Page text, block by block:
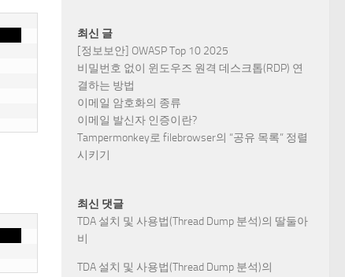
최신 글
[정보보안] OWASP Top 10 2025
비밀번호 없이 윈도우즈 원격 데스크톱(RDP) 연
결하는 방법
이메일 암호화의 종류
이메일 발신자 인증이란?
Tampermonkey로 filebrowser의 “공유 목록” 정렬
시키기
최신 댓글
TDA 설치 및 사용법(Thread Dump 분석)의 딸둘아
비
TDA 설치 및 사용법(Thread Dump 분석)의